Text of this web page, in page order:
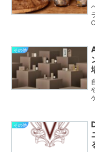
その他
その他